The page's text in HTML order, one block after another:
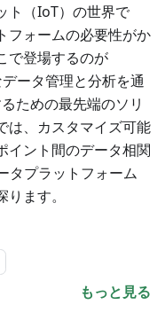
ト（IoT）の世界で
フォームの必要性がか
で登場するのが
ータ管理と分析を通
ための最先端のソリ
は、カスタマイズ可能
イント間のデータ相関
タプラットフォーム
ます。
もっと見る